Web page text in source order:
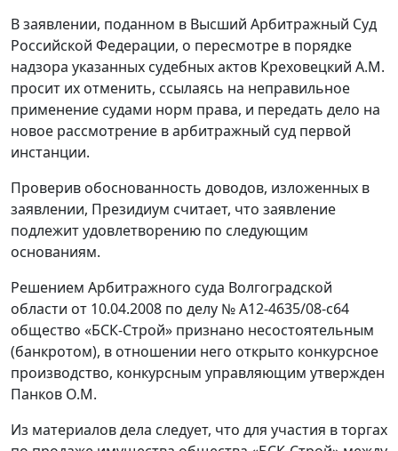
В заявлении, поданном в Высший Арбитражный Суд
Российской Федерации, о пересмотре в порядке
надзора указанных судебных актов Креховецкий А.М.
просит их отменить, ссылаясь на неправильное
применение судами норм права, и передать дело на
новое рассмотрение в арбитражный суд первой
инстанции.
Проверив обоснованность доводов, изложенных в
заявлении, Президиум считает, что заявление
подлежит удовлетворению по следующим
основаниям.
Решением Арбитражного суда Волгоградской
области от 10.04.2008 по делу № А12-4635/08-с64
общество «БСК-Строй» признано несостоятельным
(банкротом), в отношении него открыто конкурсное
производство, конкурсным управляющим утвержден
Панков О.М.
Из материалов дела следует, что для участия в торгах